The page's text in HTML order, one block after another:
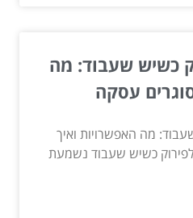
כשיש שעבוד: מה
עסקה
מה האפשרויות ואיך
כשיש שעבוד נשמעת